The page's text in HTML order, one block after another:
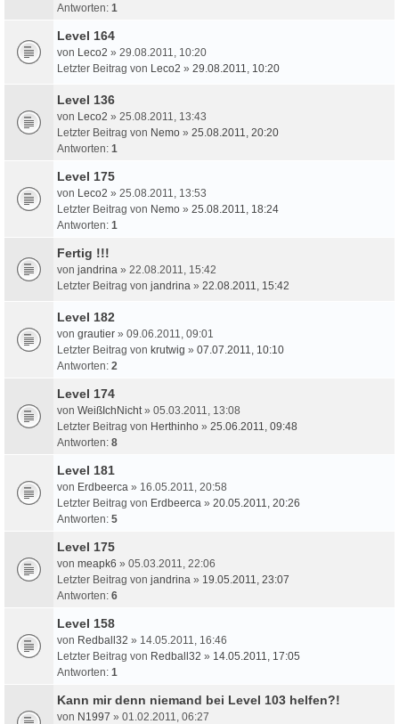
Antworten: 1
Level 164
von Leco2 » 29.08.2011, 10:20
Letzter Beitrag von Leco2 » 29.08.2011, 10:20
Level 136
von Leco2 » 25.08.2011, 13:43
Letzter Beitrag von Nemo » 25.08.2011, 20:20
Antworten: 1
Level 175
von Leco2 » 25.08.2011, 13:53
Letzter Beitrag von Nemo » 25.08.2011, 18:24
Antworten: 1
Fertig !!!
von jandrina » 22.08.2011, 15:42
Letzter Beitrag von jandrina » 22.08.2011, 15:42
Level 182
von grautier » 09.06.2011, 09:01
Letzter Beitrag von krutwig » 07.07.2011, 10:10
Antworten: 2
Level 174
von WeißIchNicht» 05.03.2011, 13:08
Letzter Beitrag von Herthinho » 25.06.2011, 09:48
Antworten: 8
Level 181
von Erdbeerca » 16.05.2011, 20:58
Letzter Beitrag von Erdbeerca » 20.05.2011, 20:26
Antworten: 5
Level 175
von meapk6 » 05.03.2011, 22:06
Letzter Beitrag von jandrina » 19.05.2011, 23:07
Antworten: 6
Level 158
von Redball32 » 14.05.2011, 16:46
Letzter Beitrag von Redball32 » 14.05.2011, 17:05
Antworten: 1
Kann mir denn niemand bei Level 103 helfen?!
von N1997 » 01.02.2011, 06:27